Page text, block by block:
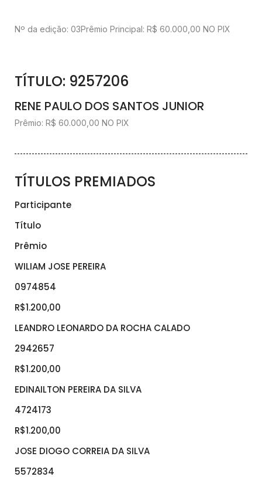
Nº da edição: 03Prêmio Principal: R$ 60.000,00 NO PIX
TÍTULO: 9257206
RENE PAULO DOS SANTOS JUNIOR
Prêmio: R$ 60.000,00 NO PIX
TÍTULOS PREMIADOS
Participante
Título
Prêmio
WILIAM JOSE PEREIRA
0974854
R$1.200,00
LEANDRO LEONARDO DA ROCHA CALADO
2942657
R$1.200,00
EDINAILTON PEREIRA DA SILVA
4724173
R$1.200,00
JOSE DIOGO CORREIA DA SILVA
5572834